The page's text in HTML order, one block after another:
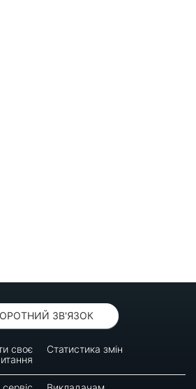
ЗВ'ЯЗОК
своє
Статистика змін